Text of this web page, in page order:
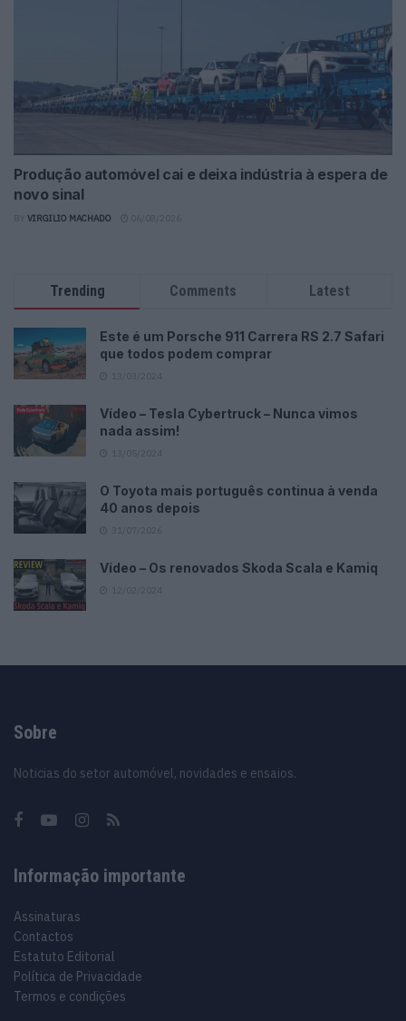
Produção automóvel cai e deixa indústria à espera de
novo sinal
VIRGILIO MACHADO
Trending Comments Latest
Este é um Porsche 911 Carrera RS 2.7 Safari
que todos podem comprar
Vídeo – Tesla Cybertruck – Nunca vimos
nada assim!
O Toyota mais português continua à venda
40 anos depois
Vídeo – Os renovados Skoda Scala e Kamiq
Sobre
Noticias do setor automóvel, novidades e ensaios.
Informação importante
Assinaturas
Contactos
Estatuto Editorial
Política de Privacidade
Termos e condições